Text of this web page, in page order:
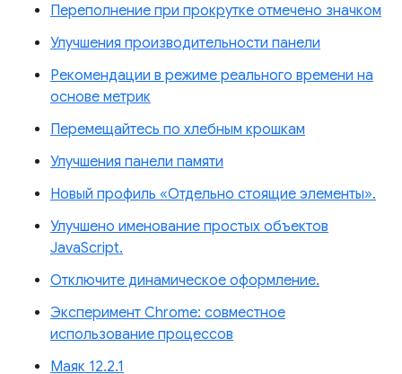
Переполнение при прокрутке отмечено значком
Улучшения производительности панели
Рекомендации в режиме реального времени на
основе метрик
Перемещайтесь по хлебным крошкам
Улучшения панели памяти
Новый профиль «Отдельно стоящие элементы».
Улучшено именование простых объектов
JavaScript.
Отключите динамическое оформление.
Эксперимент Chrome: совместное
использование процессов
Маяк 12.2.1